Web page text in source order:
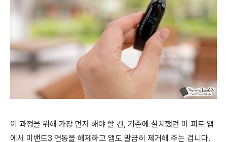
이 과정을 위해 가장 먼저 해야 할 건, 기존에 설치했던 미 피트 앱
에서 미밴드3 연동을 해제하고 앱도 말끔히 제거해 주는 겁니다.